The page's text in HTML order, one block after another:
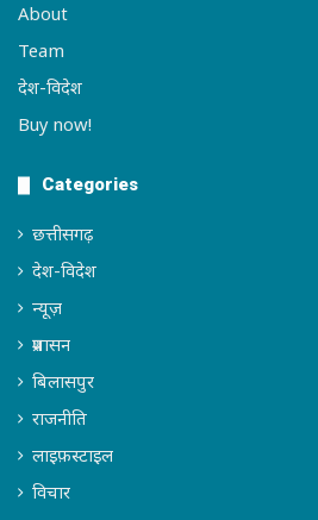
About
Team
देश-विदेश
Buy now!
Categories
छत्तीसगढ़
देश-विदेश
न्यूज़
प्रशासन
बिलासपुर
राजनीति
लाइफ़स्टाइल
विचार